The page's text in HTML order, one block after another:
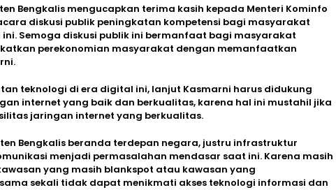
Bengkalis mengucapkan terima kasih kepada Menteri Kominfo
diskusi publik peningkatan kompetensi bagi masyarakat
Semoga diskusi publik ini bermanfaat bagi masyarakat
perekonomian masyarakat dengan memanfaatkan
teknologi di era digital ini, lanjut Kasmarni harus didukung
internet yang baik dan berkualitas, karena hal ini mustahil jika
jaringan internet yang berkualitas.
Bengkalis beranda terdepan negara, justru infrastruktur
menjadi permasalahan mendasar saat ini. Karena masih
yang masih blankspot atau kawasan yang
sekali tidak dapat menikmati akses teknologi informasi dan